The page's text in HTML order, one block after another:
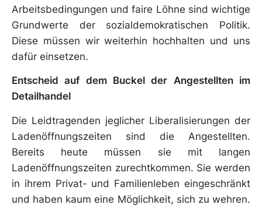
Arbeitsbedingungen und faire Löhne sind wichtige
Grundwerte der sozialdemokratischen Politik.
Diese müssen wir weiterhin hochhalten und uns
dafür einsetzen.
Entscheid auf dem Buckel der Angestellten im
Detailhandel
Die Leidtragenden jeglicher Liberalisierungen der
Ladenöffnungszeiten sind die Angestellten.
Bereits heute müssen sie mit langen
Ladenöffnungszeiten zurechtkommen. Sie werden
in ihrem Privat- und Familienleben eingeschränkt
und haben kaum eine Möglichkeit, sich zu wehren.